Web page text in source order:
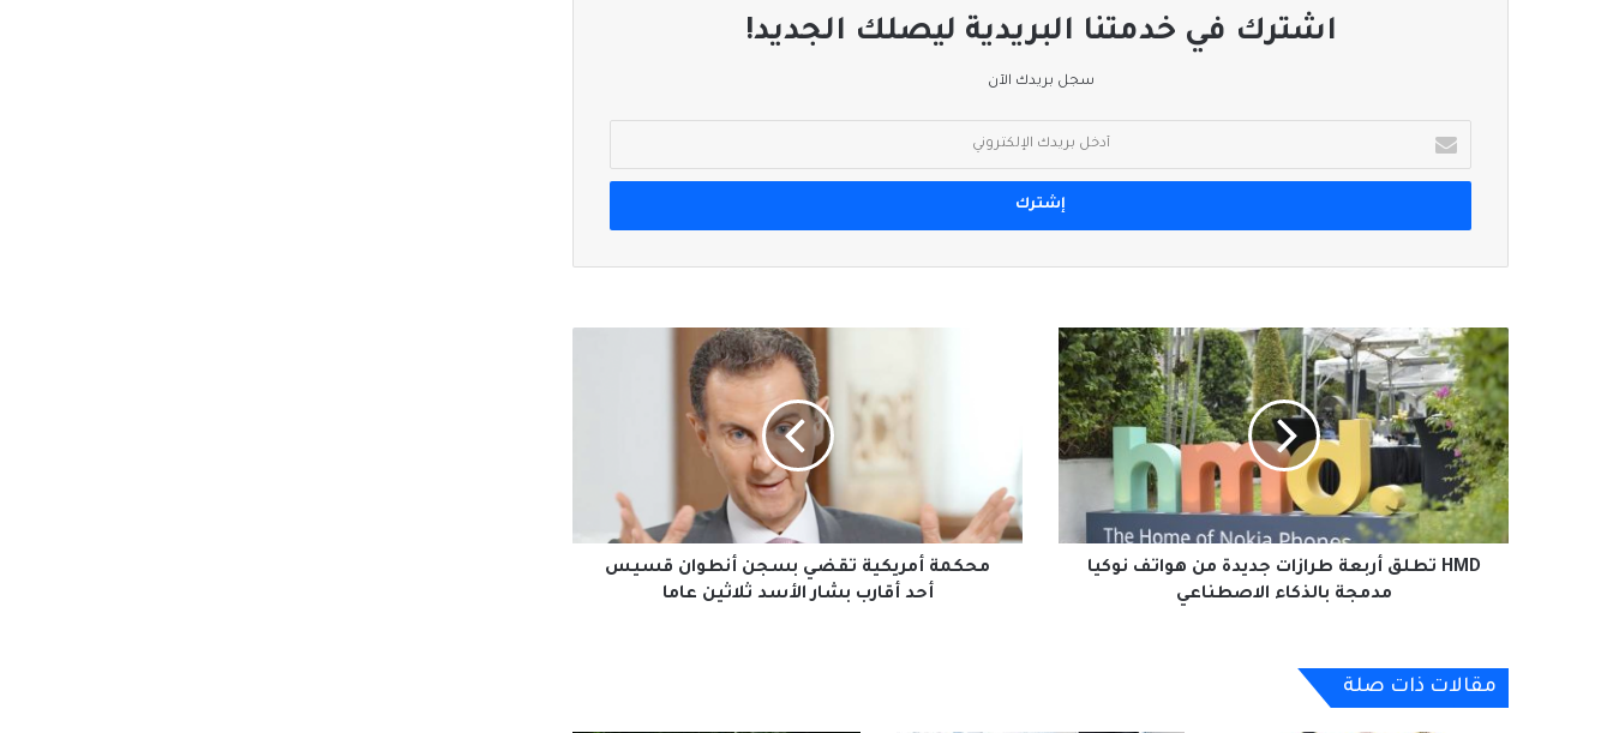
اشترك في خدمتنا البريدية ليصلك الجديد!
سجل بريدك الآن
بريدك
الإلكتروني
HMD
تطلق
أربعة
طرازات
جديدة
من
هواتف
نوكيا
مدمجة
بالذكاء
HMD تطلق أربعة طرازات جديدة من هواتف نوكيا
مدمجة بالذكاء الاصطناعي
أحد
أقارب
بشار
الأسدمحكمة أمريكية تقضي بسجن أنطوان قسيس
أحد أقارب بشار الأسد ثلاثين عاما
مقالات ذات صلة